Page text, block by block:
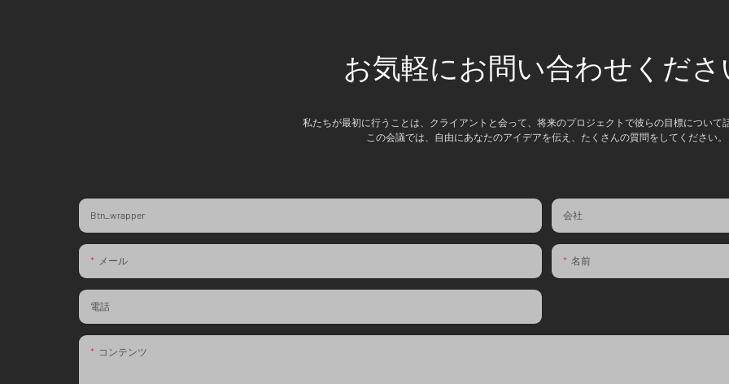
お気軽にお問い合わせくださ
私たちが最初に行うことは、クライアントと会って、将来のプロジェクトで彼らの目標について
この会議では、自由にあなたのアイデアを伝え、たくさんの質問をしてください。
Btn_wrapper 会社
メール 名前
電話
コンテンツ